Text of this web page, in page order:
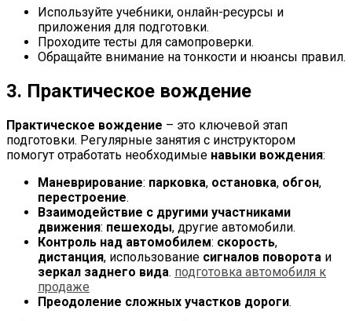
Используйте учебники, онлайн-ресурсы и
приложения для подготовки.
Проходите тесты для самопроверки.
Обращайте внимание на тонкости и нюансы правил.
3. Практическое вождение
Практическое вождение – это ключевой этап
подготовки. Регулярные занятия с инструктором
помогут отработать необходимые навыки вождения:
Маневрирование: парковка, остановка, обгон,
перестроение.
Взаимодействие с другими участниками
движения: пешеходы, другие автомобили.
Контроль над автомобилем: скорость,
дистанция, использование сигналов поворота и
зеркал заднего вида. подготовка автомобиля к
продаже
Преодоление сложных участков дороги.